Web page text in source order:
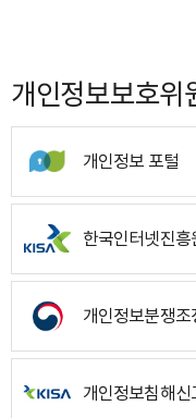
개인정보보호위
개인정보 포털
한국인터넷진흥
개인정보분쟁조
개인정보침해신